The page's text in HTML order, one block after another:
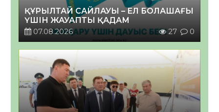
ҚҰРЫЛТАЙ САЙЛАУЫ – ЕЛ БОЛАШАҒЫ
ҮШІН ЖАУАПТЫ ҚАДАМ
07.08.2026
27 0